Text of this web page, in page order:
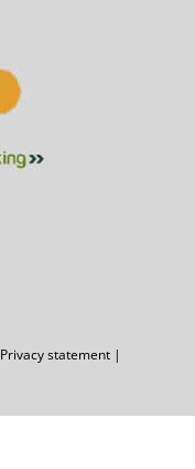
Privacy statement |